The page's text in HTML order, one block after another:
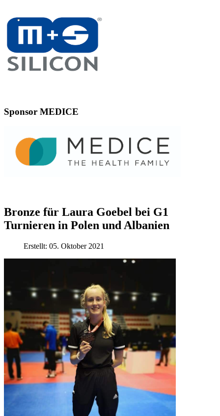
Sponsor MEDICE
Bronze für Laura Goebel bei G1
Turnieren in Polen und Albanien
Erstellt: 05. Oktober 2021